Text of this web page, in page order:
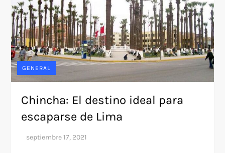
GENERAL
Chincha: El destino ideal para
escaparse de Lima